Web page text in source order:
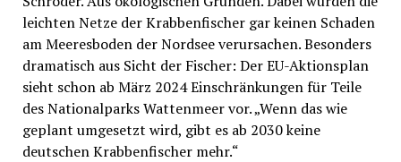
leichten Netze der Krabbenfischer gar keinen Schaden
am Meeresboden der Nordsee verursachen. Besonders
dramatisch aus Sicht der Fischer: Der EU-Aktionsplan
sieht schon ab März 2024 Einschränkungen für Teile
des Nationalparks Wattenmeer vor. „Wenn das wie
geplant umgesetzt wird, gibt es ab 2030 keine
deutschen Krabbenfischer mehr.“